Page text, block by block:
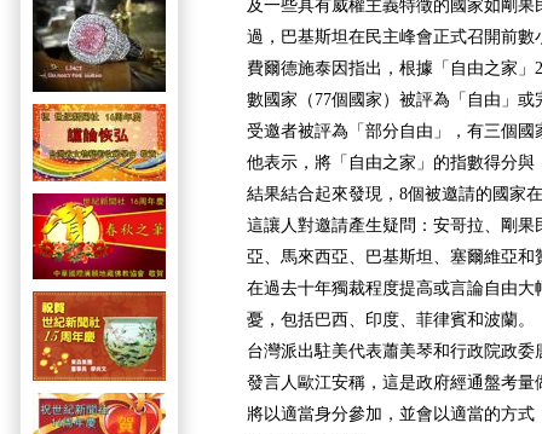
及一些具有威權主義特徵的國家如剛
過，巴基斯坦在民主峰會正式召開前數
費爾德施泰因指出，根據「自由之家」
數國家（77個國家）被評為「自由」
受邀者被評為「部分自由」，有三個
他表示，將「自由之家」的指數得分
結果結合起來發現，8個被邀請的國家
這讓人對邀請產生疑問：安哥拉、剛
亞、馬來西亞、巴基斯坦、塞爾維亞和
在過去十年獨裁程度提高或言論自由
憂，包括巴西、印度、菲律賓和波蘭。
台灣派出駐美代表蕭美琴和行政院政
發言人歐江安稱，這是政府經通盤考
將以適當身分參加，並會以適當的方